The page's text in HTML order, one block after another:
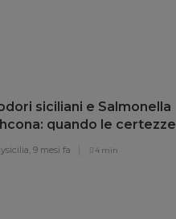
siciliani e Salmonella
quando le certezze
9 mesi fa 4 min